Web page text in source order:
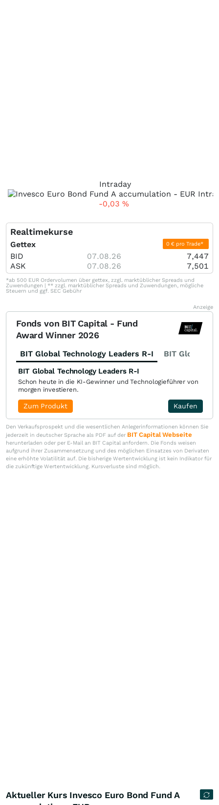
Intraday
-0,03 %
Realtimekurse
Gettex 0 € pro Trade*
BID 07.08.26
7,447
ASK
07.08.26 7,501
*ab 500 EUR Ordervolumen über gettex, zzgl. marktüblicher Spreads und
Zuwendungen | ** zzgl. marktüblicher Spreads und Zuwendungen, mögliche
Steuern und ggf. SEC Gebühr
Anzeige
Fonds von BIT Capital - Fund
Award Winner 2026
BIT Global Technology Leaders R-I BIT Global
BIT Global Technology Leaders R-I
Schon heute in die KI-Gewinner und Technologieführer von
morgen investieren.
Kaufen
Zum Produkt
Den Verkaufsprospekt und die wesentlichen Anlegerinformationen können Sie
jederzeit in deutscher Sprache als PDF auf der BIT Capital Webseite
herunterladen oder per E-Mail an BIT Capital anfordern. Die Fonds weisen
aufgrund ihrer Zusammensetzung und des möglichen Einsatzes von Derivaten
eine erhöhte Volatilität auf. Die bisherige Wertentwicklung ist kein Indikator für
die zukünftige Wertentwicklung. Kursverluste sind möglich.
Aktueller Kurs Invesco Euro Bond Fund A